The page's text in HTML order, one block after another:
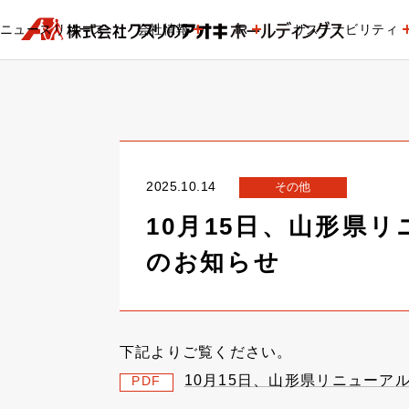
ニュースリリース 会社情報 IR サステナビリティ
2025.10.14 その他
10月15日、山形県
のお知らせ
下記よりご覧ください。
PDF 10月15日、山形県リニューア